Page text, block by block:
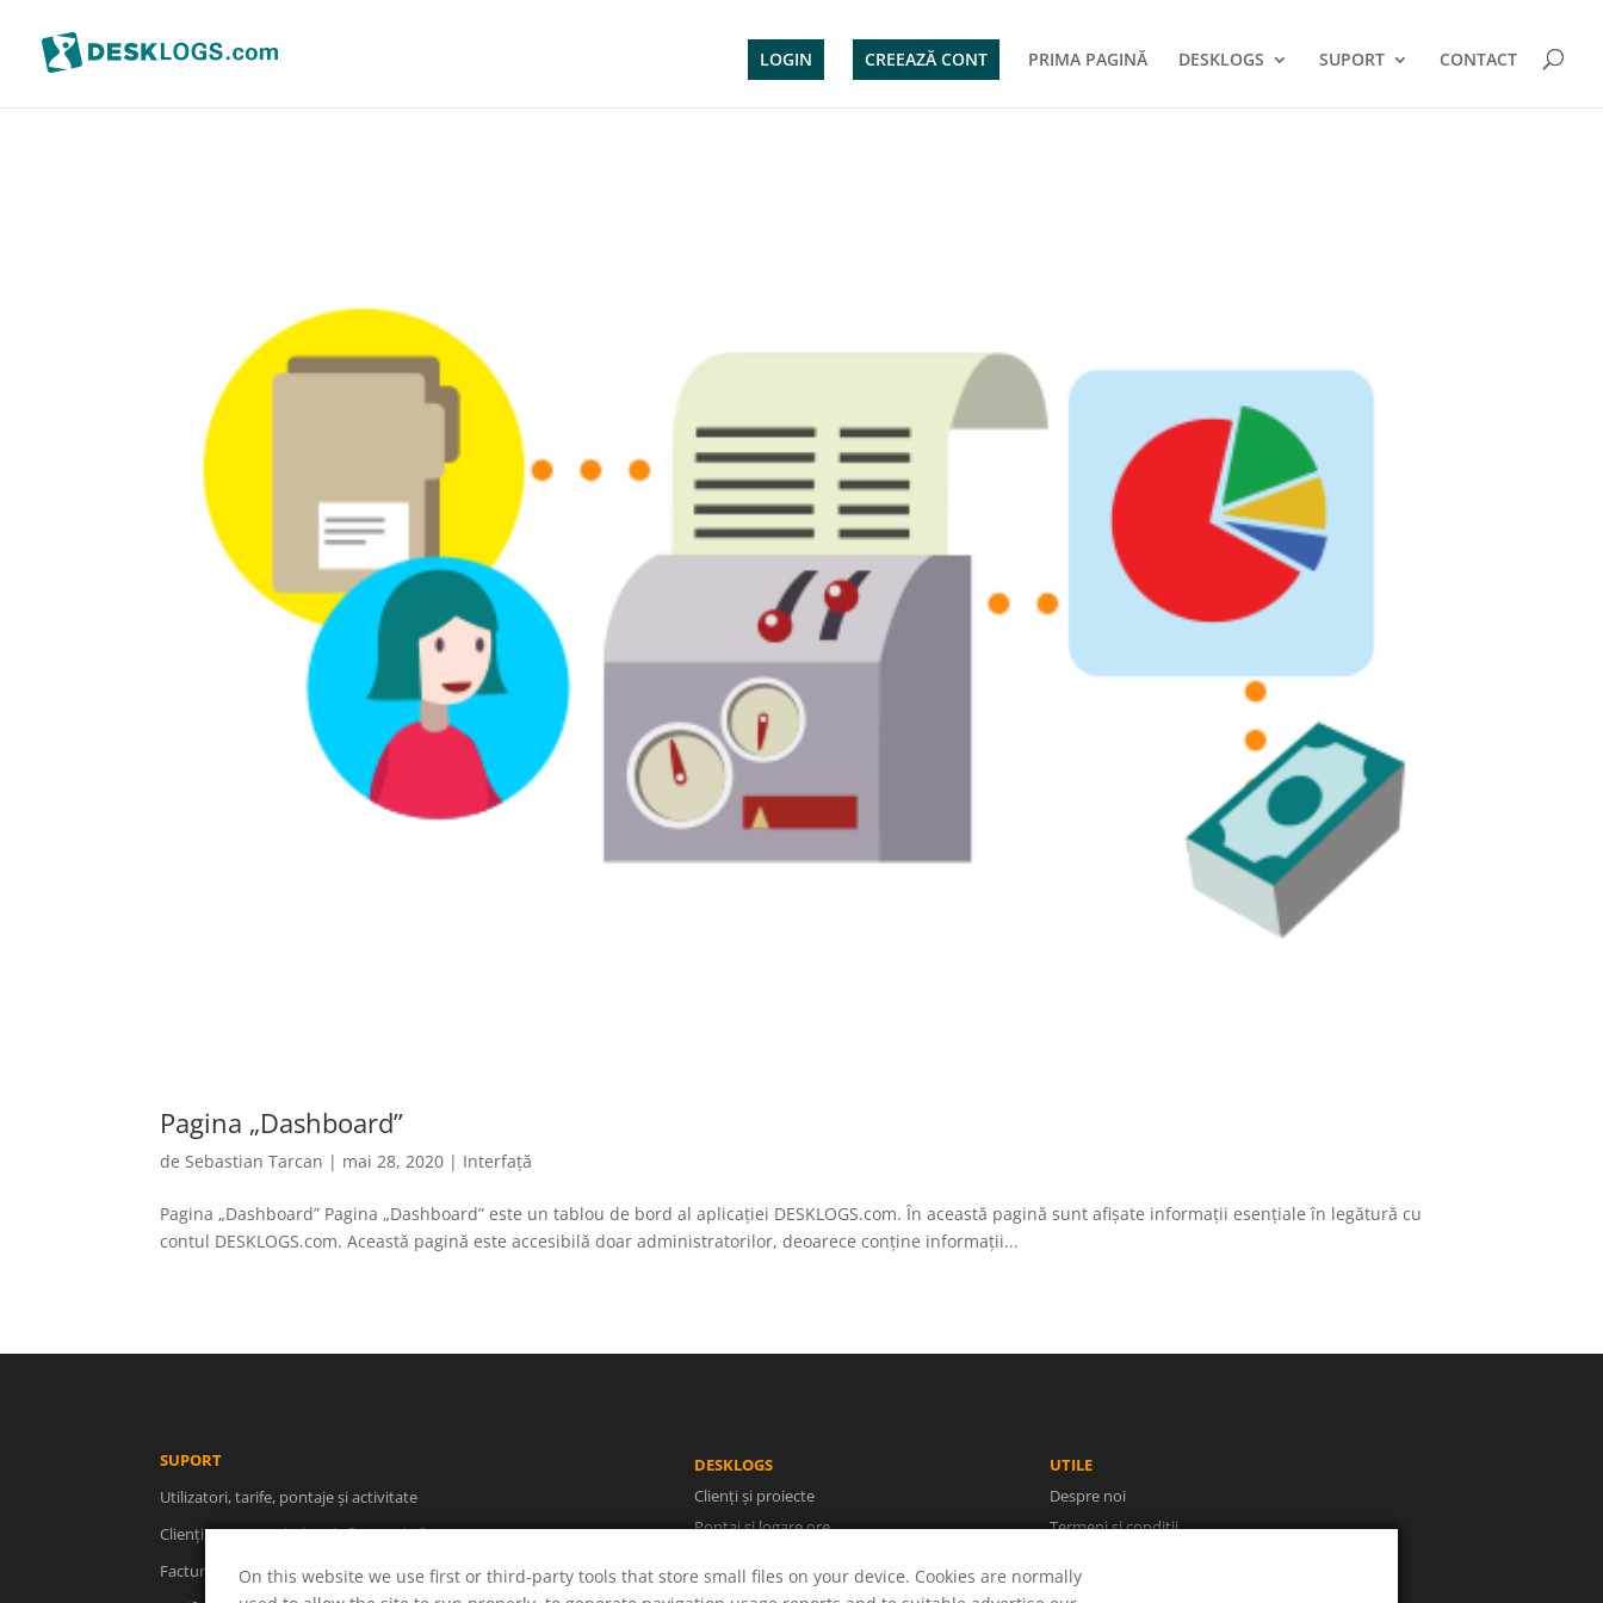
LOGIN CREEAZĂ CONT PRIMA PAGINĂ DESKLOGS SUPORT CONTACT
Pagina „Dashboard”
de Sebastian Tarcan | mai 28, 2020 | Interfață
Pagina „Dashboard” Pagina „Dashboard” este un tablou de bord al aplicației DESKLOGS.com. În această pagină sunt afișate informații esențiale în legătură cu
contul DESKLOGS.com. Această pagină este accesibilă doar administratorilor, deoarece conține informații...
SUPORT
Utilizatori, tarife, pontaje și activitate
Clienți, proiecte, cheltuieli, fluxuri de facturare
Facturare, rapoarte, descărcări, concedii
DESKLOGS
Clienți și proiecte
Pontaj și logare ore
Utilizatori și concedii
UTILE
Despre noi
Termeni și condiții
ANPC
On this website we use first or third-party tools that store small files on your device. Cookies are normally